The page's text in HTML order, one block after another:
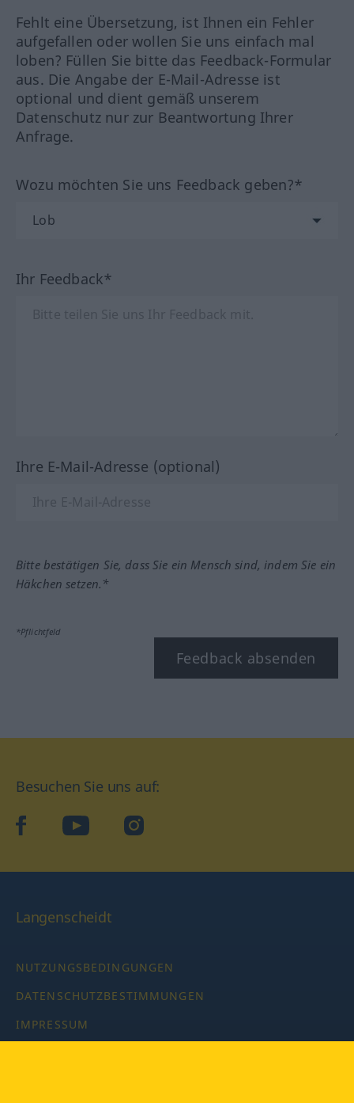
Fehlt eine Übersetzung, ist Ihnen ein Fehler
aufgefallen oder wollen Sie uns einfach mal
loben? Füllen Sie bitte das Feedback-Formular
aus. Die Angabe der E-Mail-Adresse ist
optional und dient gemäß unserem
Datenschutz nur zur Beantwortung Ihrer
Anfrage.
Wozu möchten Sie uns Feedback geben?*
Ihr Feedback*
Ihre E-Mail-Adresse (optional)
Bitte bestätigen Sie, dass Sie ein Mensch sind, indem Sie ein
Häkchen setzen.*
*Pflichtfeld
Feedback absenden
Besuchen Sie uns auf:
facebookYouTube Instagram
Langenscheidt
NUTZUNGSBEDINGUNGEN
DATENSCHUTZBESTIMMUNGEN
IMPRESSUM